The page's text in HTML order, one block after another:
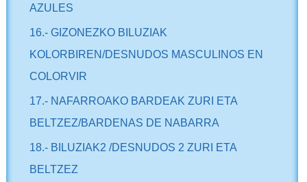
AZULES
16.- GIZONEZKO BILUZIAK
KOLORBIREN/DESNUDOS MASCULINOS EN
COLORVIR
17.- NAFARROAKO BARDEAK ZURI ETA
BELTZEZ/BARDENAS DE NABARRA
18.- BILUZIAK2 /DESNUDOS 2 ZURI ETA
BELTZEZ